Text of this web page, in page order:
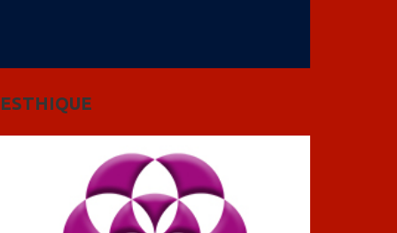
ESTHIQUE